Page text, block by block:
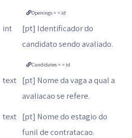
Openings > > id
int
[pt] Identificador do
candidato sendo avaliado.
Candidates > > id
text [pt] Nome da vaga a qual a
avaliacao se refere.
text [pt] Nome do estagio do
funil de contratacao.